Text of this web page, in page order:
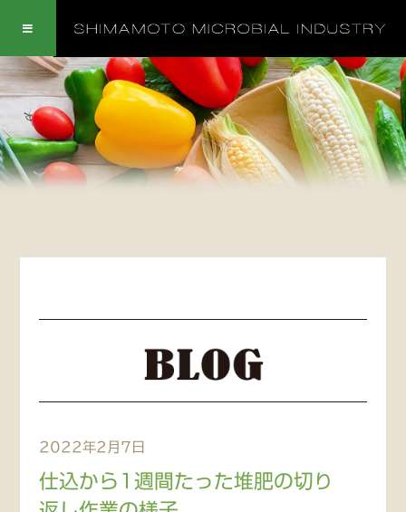
2022年2月7日
仕込から1週間たった堆肥の切り